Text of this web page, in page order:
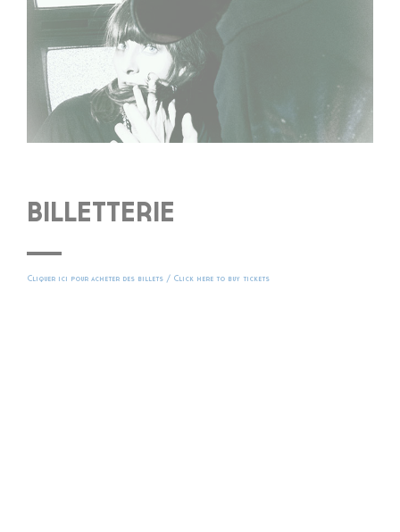
BILLETTERIE
Cliquer ici pour acheter des billets / Click here to buy tickets